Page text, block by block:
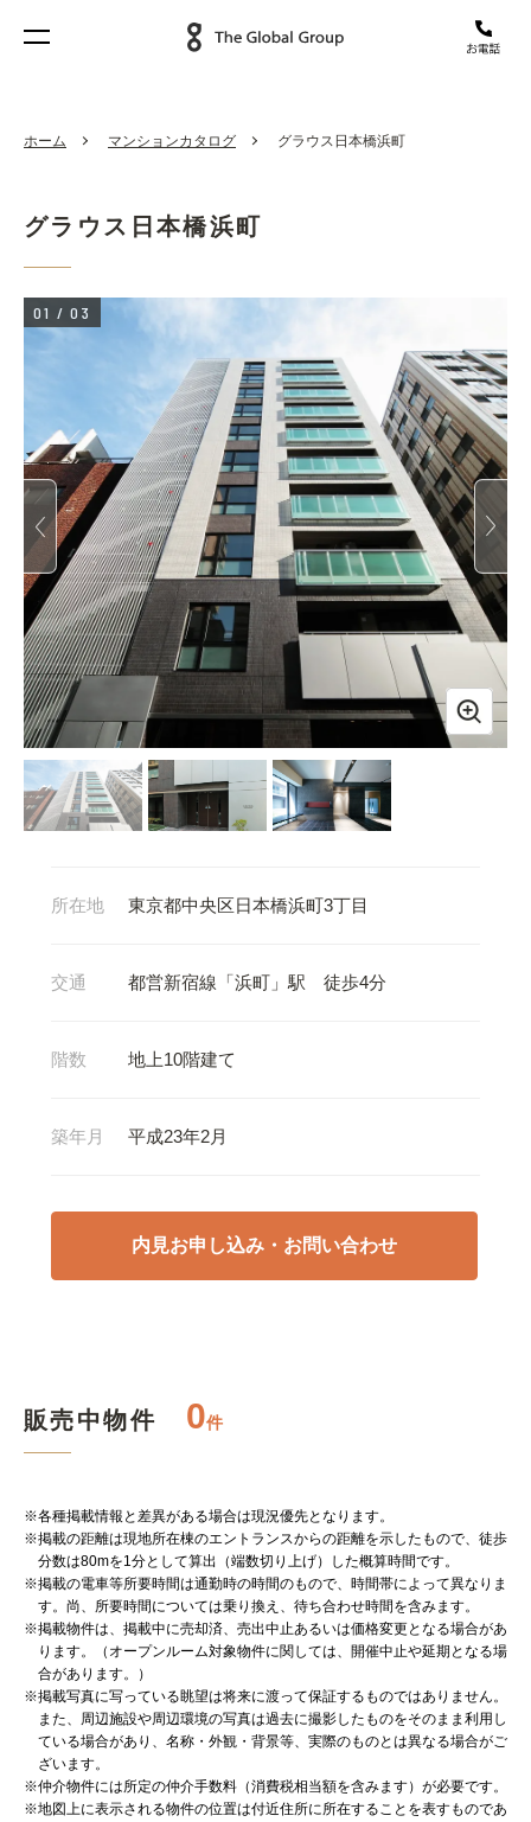
ホーム マンションカタログ グラウス日本橋浜町
グラウス日本橋浜町
01 / 03
所在地 東京都中央区日本橋浜町3丁目
交通 都営新宿線「浜町」駅 徒歩4分
階数 地上10階建て
築年月 平成23年2月
内見お申し込み・お問い合わせ
販売中物件 0件
※各種掲載情報と差異がある場合は現況優先となります。
※掲載の距離は現地所在棟のエントランスからの距離を示したもので、徒歩
分数は80mを1分として算出（端数切り上げ）した概算時間です。
※掲載の電車等所要時間は通勤時の時間のもので、時間帯によって異なりま
す。尚、所要時間については乗り換え、待ち合わせ時間を含みます。
※掲載物件は、掲載中に売却済、売出中止あるいは価格変更となる場合があ
ります。（オープンルーム対象物件に関しては、開催中止や延期となる場
合があります。）
※掲載写真に写っている眺望は将来に渡って保証するものではありません。
また、周辺施設や周辺環境の写真は過去に撮影したものをそのまま利用し
ている場合があり、名称・外観・背景等、実際のものとは異なる場合がご
ざいます。
※仲介物件には所定の仲介手数料（消費税相当額を含みます）が必要です。
※地図上に表示される物件の位置は付近住所に所在することを表すものであ